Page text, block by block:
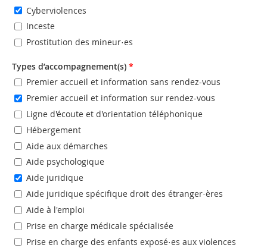
Cyberviolences
Inceste
Prostitution des mineur·es
Types d’accompagnement(s) *
Premier accueil et information sans rendez-vous
Premier accueil et information sur rendez-vous
Ligne d'écoute et d'orientation téléphonique
Hébergement
Aide aux démarches
Aide psychologique
Aide juridique
Aide juridique spécifique droit des étranger·ères
Aide à l'emploi
Prise en charge médicale spécialisée
Prise en charge des enfants exposé·es aux violences